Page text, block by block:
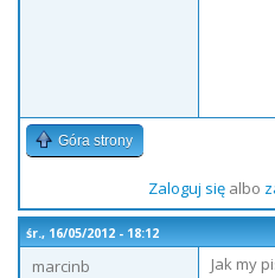
Góra strony
Zaloguj sięalbo
śr., 16/05/2012 - 18:12
marcinb
Jak my